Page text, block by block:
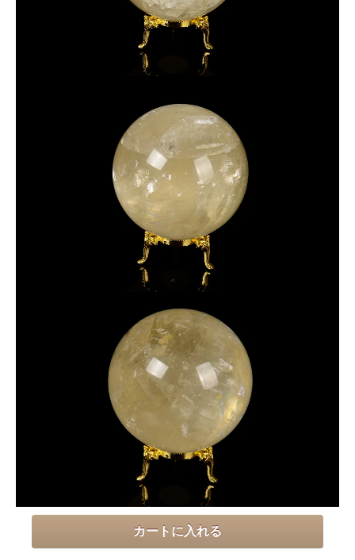
パワーストーンとしての意味・効果:
ティブなエネルギーを引き寄せると言われています。
特にこのビッグサイズのカルサイトは、持つ人に強力なエネル
ギーを提供し、空間全体にパワフルな波動を広げます。
レインボー効果があるものは、幸運や希望をもたらし、持ち主
の未来を照らすサポートをしてくれるでしょう。
★画像の商品を発送いたします。
※天然石由来の傷やヒビなどが一部入っている場合がございま
※なるべく現物に近い写真撮影を心がけていますが、モニター